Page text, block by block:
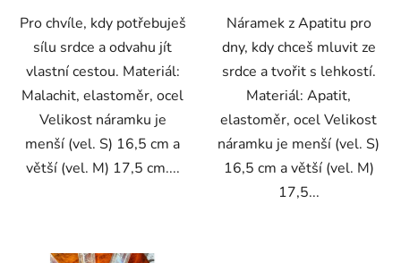
Pro chvíle, kdy potřebuješ
sílu srdce a odvahu jít
vlastní cestou. Materiál:
Malachit, elastoměr, ocel
Velikost náramku je
menší (vel. S) 16,5 cm a
větší (vel. M) 17,5 cm....
Náramek z Apatitu pro
dny, kdy chceš mluvit ze
srdce a tvořit s lehkostí.
Materiál: Apatit,
elastoměr, ocel Velikost
náramku je menší (vel. S)
16,5 cm a větší (vel. M)
17,5...